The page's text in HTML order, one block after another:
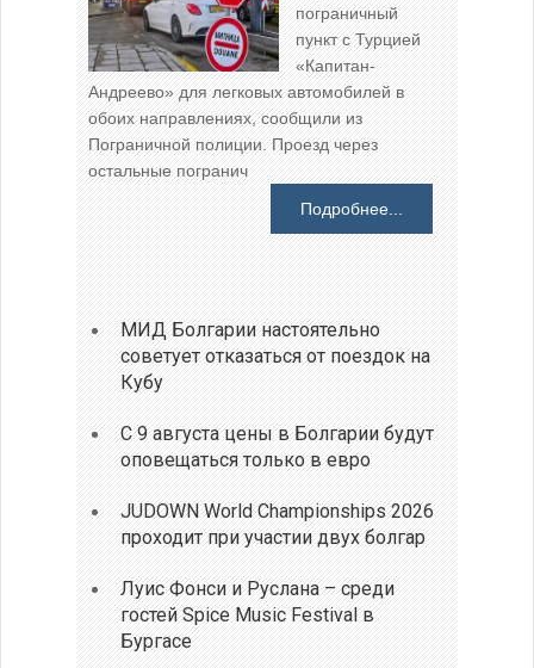
пограничный
пункт с Турцией
«Капитан-
Андреево» для легковых автомобилей в
обоих направлениях, сообщили из
Пограничной полиции. Проезд через
остальные погранич
Подробнее...
МИД Болгарии настоятельно
советует отказаться от поездок на
Кубу
С 9 августа цены в Болгарии будут
оповещаться только в евро
JUDOWN World Championships 2026
проходит при участии двух болгар
Луис Фонси и Руслана – среди
гостей Spice Music Festival в
Бургасе